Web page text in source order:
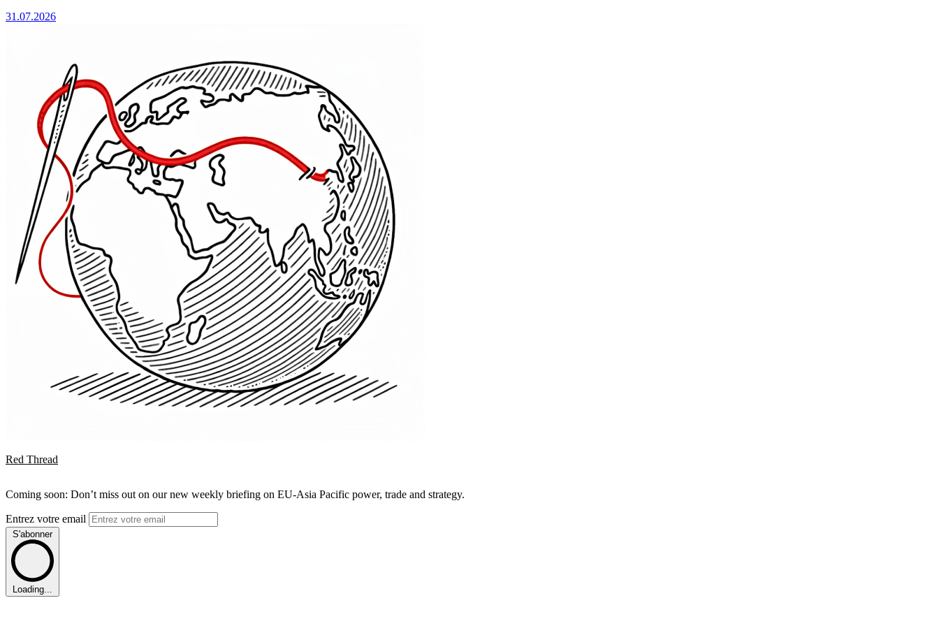
31.07.2026
Red Thread
Coming soon: Don’t miss out on our new weekly briefing on EU-Asia Pacific power, trade and strategy.
Entrez votre email
S'abonner
Loading...